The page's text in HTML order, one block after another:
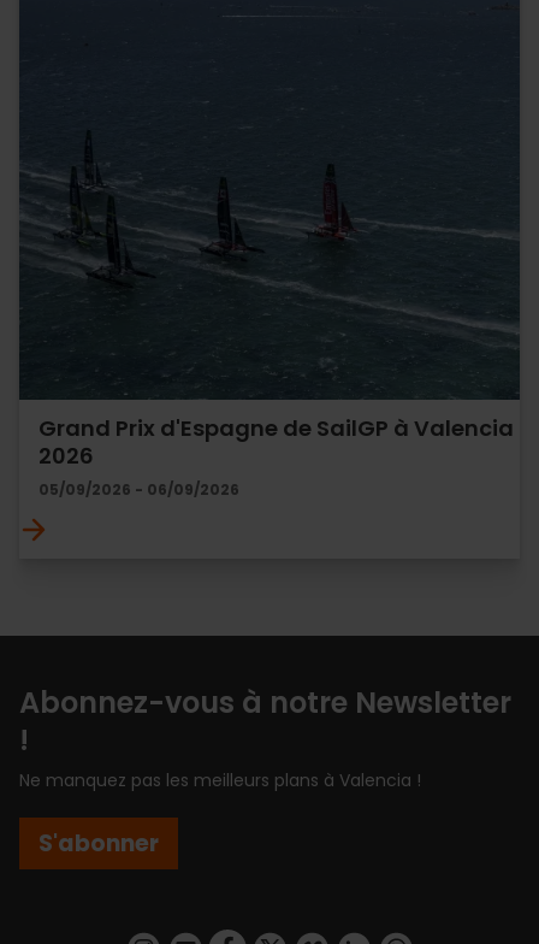
Grand Prix d'Espagne de SailGP à Valencia
2026
05/09/2026 - 06/09/2026
Abonnez-vous à notre Newsletter
!
Ne manquez pas les meilleurs plans à Valencia !
S'abonner